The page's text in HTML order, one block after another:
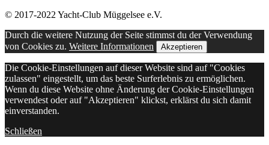
© 2017-2022 Yacht-Club Müggelsee e.V.
Durch die weitere Nutzung der Seite stimmst du der Verwendung
von Cookies zu. Weitere Informationen Akzeptieren
Die Cookie-Einstellungen auf dieser Website sind auf "Cookies
zulassen" eingestellt, um das beste Surferlebnis zu ermöglichen.
Wenn du diese Website ohne Änderung der Cookie-Einstellungen
verwendest oder auf "Akzeptieren" klickst, erklärst du sich damit
einverstanden.
Schließen